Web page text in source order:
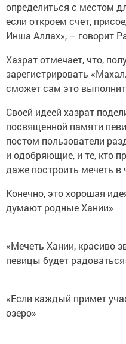
определиться с местом
если откроем счет,
Инша Аллах», – говорит
Хазрат отмечает, что,
зарегистрировать
сможет сам это
Своей идеей хазрат
посвященной памяти
постом пользователи
и одобряющие, и те, кто
даже построить мечеть в
Конечно, это хорошая
думают родные Хании»
«Мечеть Хании, красиво
певицы будет
«Если каждый примет
озеро»